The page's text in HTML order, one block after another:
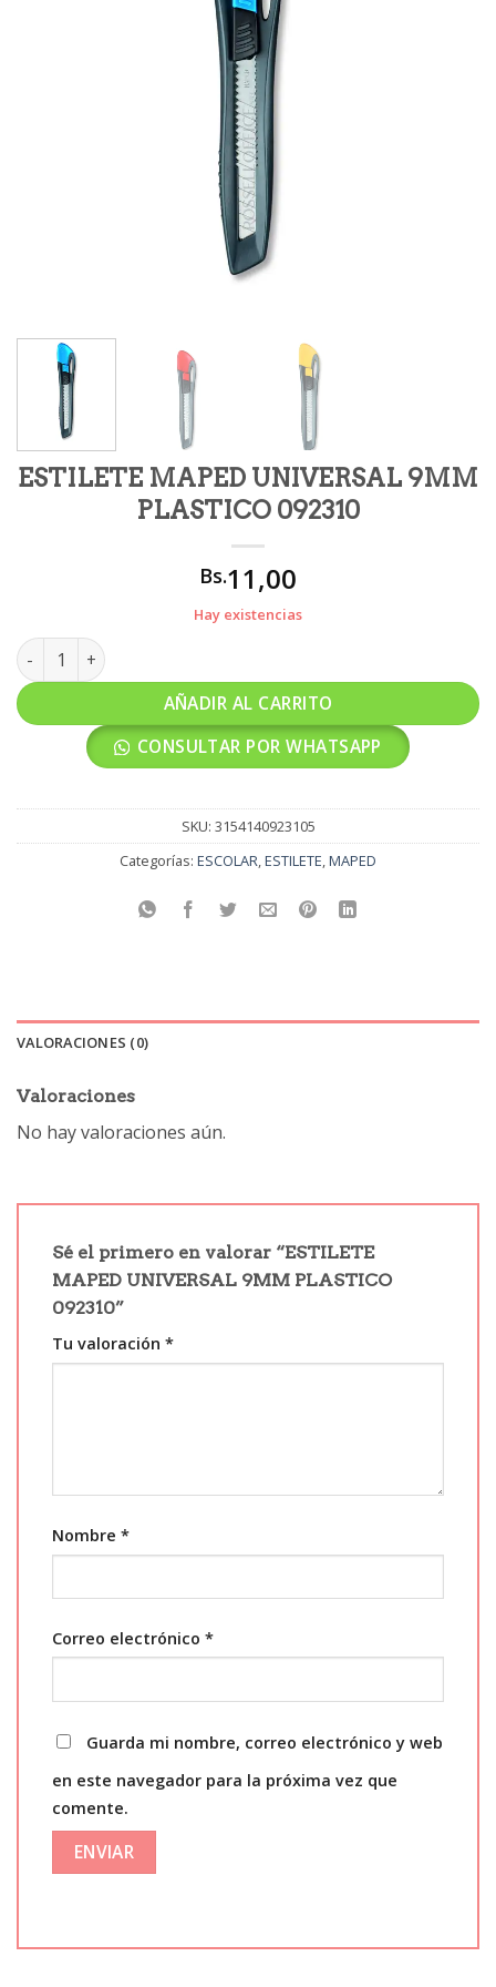
ESTILETE MAPED UNIVERSAL 9MM
PLASTICO 092310
Bs.11,00
Hay existencias
ESTILETE MAPED UNIVERSAL 9MM PLASTICO 092310 cantidad
AÑADIR AL CARRITO
CONSULTAR POR WHATSAPP
SKU: 3154140923105
Categorías: ESCOLAR,ESTILETE,MAPED
VALORACIONES (0)
Valoraciones
No hay valoraciones aún.
Sé el primero en valorar “ESTILETE
MAPED UNIVERSAL 9MM PLASTICO
092310”
Tu valoración *
Nombre *
Correo electrónico *
Guarda mi nombre, correo electrónico y web
en este navegador para la próxima vez que
comente.